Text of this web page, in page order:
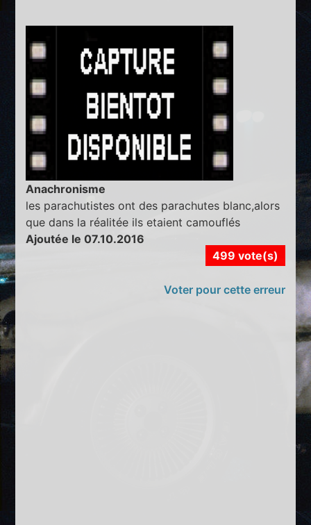
Anachronisme
les parachutistes ont des parachutes blanc,alors
que dans la réalitée ils etaient camouflés
Ajoutée le 07.10.2016
499 vote(s)
Voter pour cette erreur